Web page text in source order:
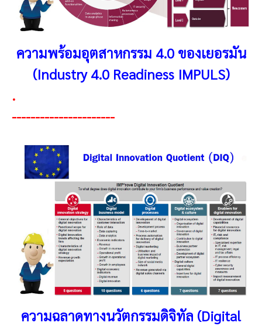
ความพร้อมอุตสาหกรรม 4.0 ของเยอรมัน
(Industry 4.0 Readiness IMPULS)
.
----------------------
ความฉลาดทางนวัตกรรมดิจิทัล (Digital